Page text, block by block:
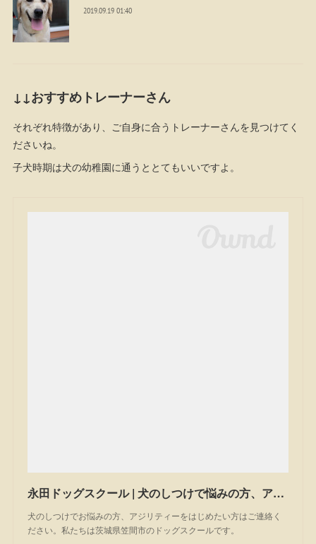
2019.09.19 01:40
↓↓おすすめトレーナーさん
それぞれ特徴があり、ご自身に合うトレーナーさんを見つけてく
ださいね。
子犬時期は犬の幼稚園に通うととてもいいですよ。
永田ドッグスクール | 犬のしつけで悩みの方、アジリティーを始めたい方は一度ご相談ください。私たちは茨城県笠間市のドッグスクールです。
犬のしつけでお悩みの方、アジリティーをはじめたい方はご連絡く
ださい。私たちは茨城県笠間市のドッグスクールです。